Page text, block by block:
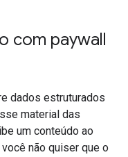
com paywall
dados estruturados
material das
um conteúdo ao
não quiser que o